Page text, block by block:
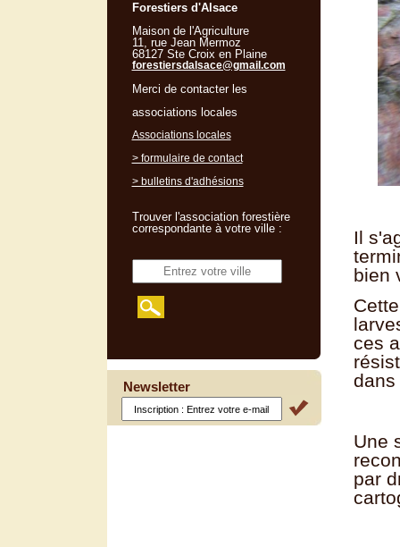
Il
bien
ces
dans
Une
par
Forestiers d'Alsace
Maison de l'Agriculture
11, rue Jean Mermoz
68127 Ste Croix en Plaine
forestiersdalsace@gmail.com
Merci de contacter les
associations locales
Associations locales
> formulaire de contact
> bulletins d'adhésions
Trouver l'association forestière
correspondante à votre ville :
Newsletter